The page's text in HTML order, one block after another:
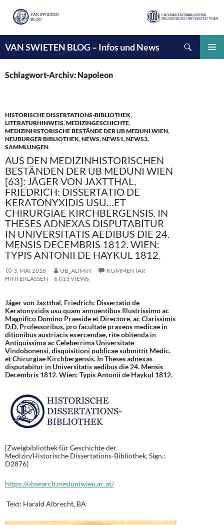
VAN SWIETEN BLOG – Infos und News
INHALT
SPRINGEN
Schlagwort-Archiv: Napoleon
HISTORISCHE DISSERTATIONS-BIBLIOTHEK,
LITERATURHINWEIS,MEDIZINGESCHICHTE,
MEDIZINHISTORISCHE BESTÄNDE DER UB MEDUNI WIEN,
NEUBURGER BIBLIOTHEK,NEWS,NEWS1,NEWS3,
SAMMLUNGEN
AUS DEN MEDIZINHISTORISCHEN
BESTÄNDEN DER UB MEDUNI WIEN
[63]: JÄGER VON JAXTTHAL,
FRIEDRICH: DISSERTATIO DE
KERATONYXIDIS USU…ET
CHIRURGIAE KIRCHBERGENSIS. IN
THESES ADNEXAS DISPUTABITUR
IN UNIVERSITATIS AEDIBUS DIE 24.
MENSIS DECEMBRIS 1812. WIEN:
TYPIS ANTONII DE HAYKUL 1812.
3. MAI 2018 UB_ADMIN
KOMMENTAR
HINTERLASSEN
6.013 VIEWS
Jäger von Jaxtthal, Friedrich: Dissertatio de
Keratonyxidis usu quam annuentibus Illustrissimo ac
Magnifico Domino Praeside et Directore, ac Clarissimis
D.D. Professoribus, pro facultate praxeos medicae in
ditionibus austriacis exercendae, rite obitenda in
Antiquissima ac Celeberrima Universitate
Vindobonensi, disquisitioni publicae submittit Medic.
et Chirurgiae Kirchbergensis. In Theses adnexas
disputabitur in Universitatis aedibus die 24. Mensis
Decembris 1812. Wien: Typis Antonii de Haykul 1812.
[Zweigbibliothek für Geschichte der
Medizin/Historische Dissertations-Bibliothek, Sign.:
D2876]
https://ubsearch.meduniwien.ac.at/
Text: Harald Albrecht, BA